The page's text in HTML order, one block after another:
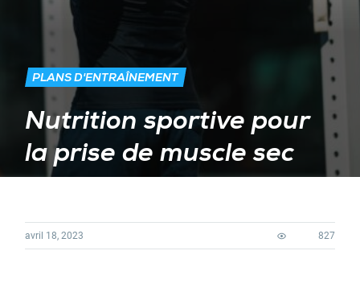
PLANS D'ENTRAÎNEMENT
Nutrition sportive pour
la prise de muscle sec
avril 18, 2023 827